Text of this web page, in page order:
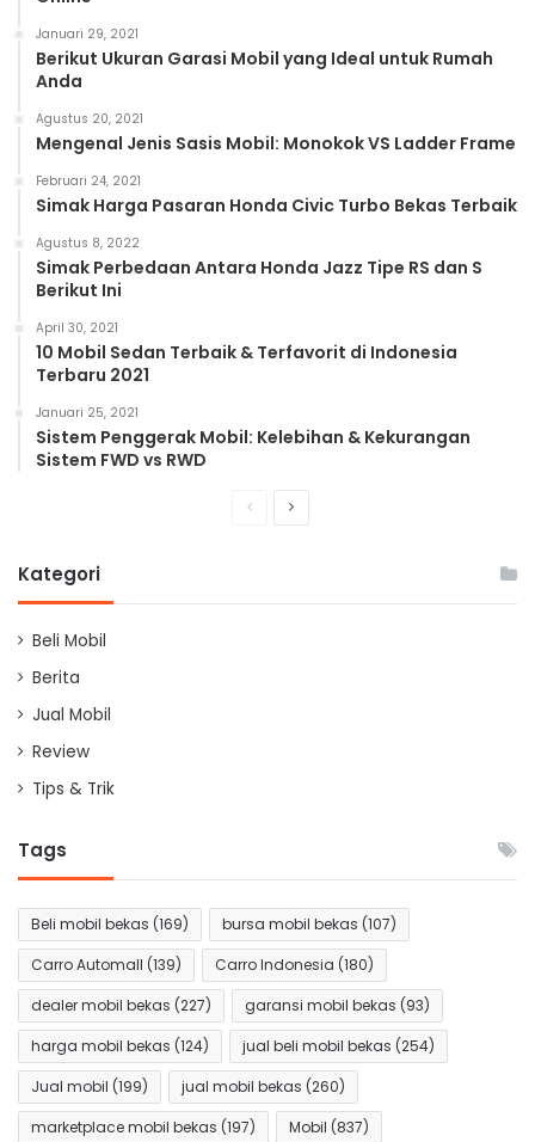
Januari 29, 2021
Berikut Ukuran Garasi Mobil yang Ideal untuk Rumah
Anda
Agustus 20, 2021
Mengenal Jenis Sasis Mobil: Monokok VS Ladder Frame
Februari 24, 2021
Simak Harga Pasaran Honda Civic Turbo Bekas Terbaik
Agustus 8, 2022
Simak Perbedaan Antara Honda Jazz Tipe RS dan S
Berikut Ini
April 30, 2021
10 Mobil Sedan Terbaik & Terfavorit di Indonesia
Terbaru 2021
Januari 25, 2021
Sistem Penggerak Mobil: Kelebihan & Kekurangan
Sistem FWD vs RWD
PreviousNext
Kategori
Beli Mobil
Berita
Jual Mobil
Review
Tips & Trik
Tags
Beli mobil bekas (169) bursa mobil bekas (107)
Carro Automall (139) Carro Indonesia (180)
dealer mobil bekas (227) garansi mobil bekas (93)
harga mobil bekas (124) jual beli mobil bekas (254)
Jual mobil (199) jual mobil bekas (260)
marketplace mobil bekas (197) Mobil (837)